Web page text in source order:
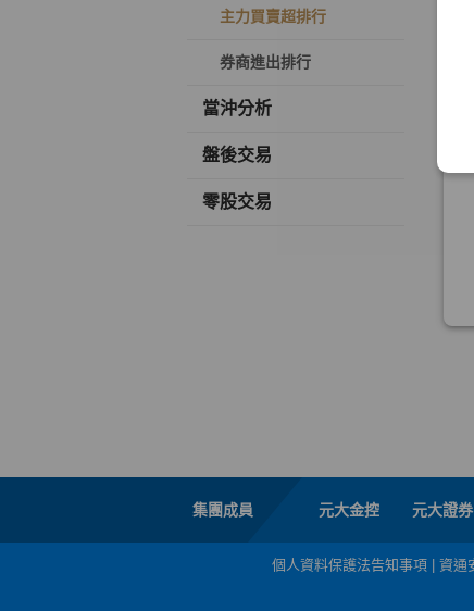
主力買賣超排行
券商進出排行
當沖分析
盤後交易
零股交易
集團成員 元大金控 元大證券
個人資料保護法告知事項 資通